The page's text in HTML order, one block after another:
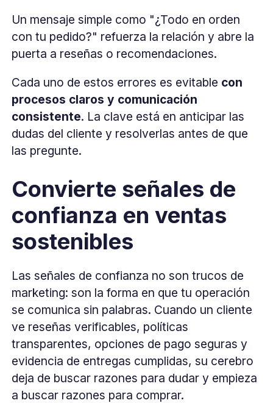
Un mensaje simple como "¿Todo en orden
con tu pedido?" refuerza la relación y abre la
puerta a reseñas o recomendaciones.
Cada uno de estos errores es evitable con
procesos claros y comunicación
consistente. La clave está en anticipar las
dudas del cliente y resolverlas antes de que
las pregunte.
Convierte señales de
confianza en ventas
sostenibles
Las señales de confianza no son trucos de
marketing: son la forma en que tu operación
se comunica sin palabras. Cuando un cliente
ve reseñas verificables, políticas
transparentes, opciones de pago seguras y
evidencia de entregas cumplidas, su cerebro
deja de buscar razones para dudar y empieza
a buscar razones para comprar.